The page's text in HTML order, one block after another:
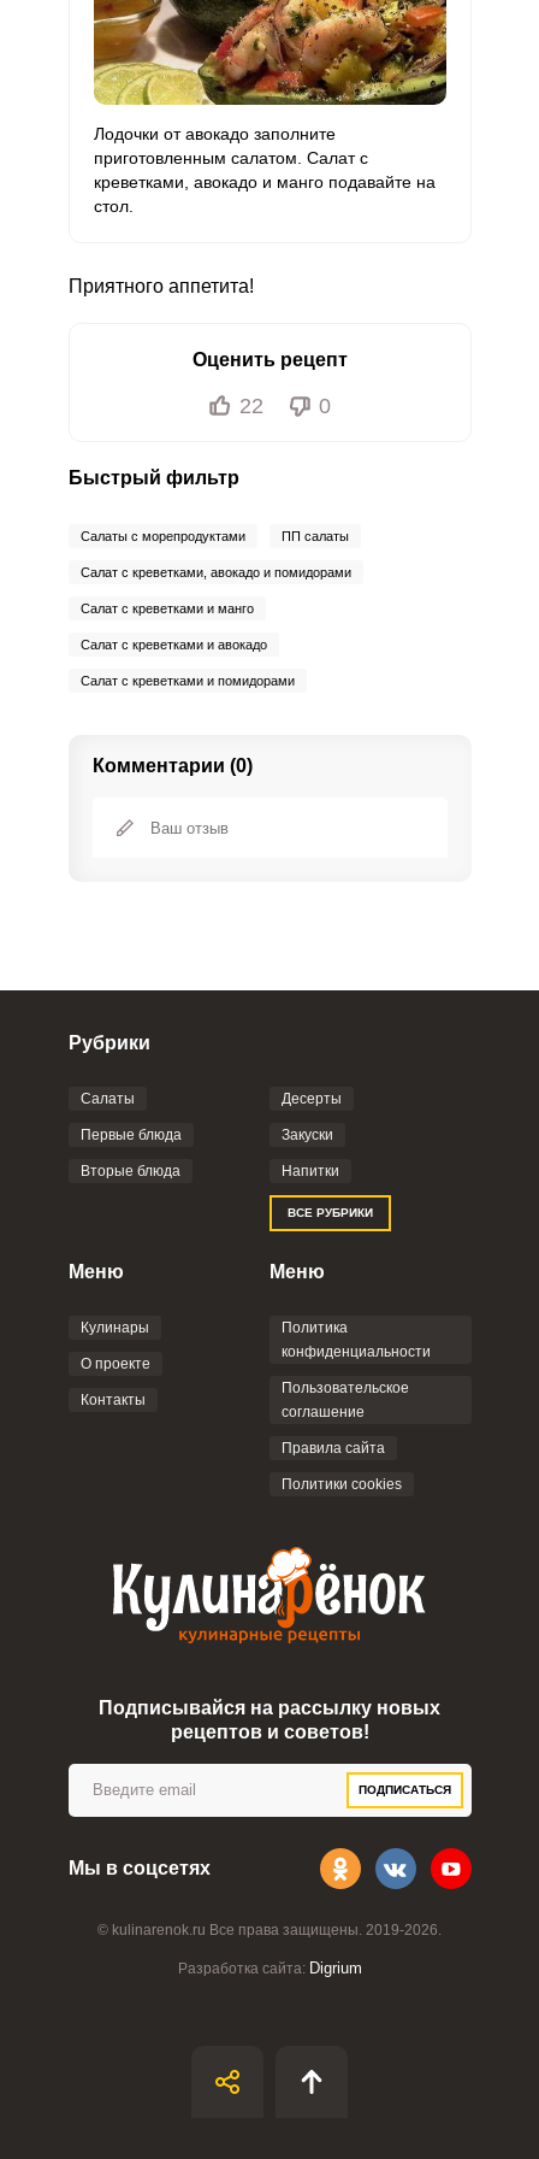
Лодочки от авокадо заполните
приготовленным салатом. Салат с
креветками, авокадо и манго подавайте на
стол.
Приятного аппетита!
Оценить рецепт
22 0
Быстрый фильтр
Салаты с морепродуктами ПП салаты
Салат с креветками, авокадо и помидорами
Салат с креветками и манго
Салат с креветками и авокадо
Салат с креветками и помидорами
Комментарии (0)
Фото до 4 шт, до 5 mb
Отправляя эту форму, вы соглашаетесь с
Политикой
Пользовательским
соглашением
© kulinarenok.ru Все права защищены. 2019-2026.
Разработка сайта: Digrium
Рубрики
Салаты
Первые блюда
Вторые блюда
Десерты
Закуски
Напитки
ВСЕ РУБРИКИ
Меню
Кулинары
О проекте
Контакты
Меню
Политика
конфиденциальности
Пользовательское
соглашение
Правила сайта
Политики cookies
Подписывайся на рассылку новых
рецептов и советов!
ПОДПИСАТЬСЯ
Мы в соцсетях